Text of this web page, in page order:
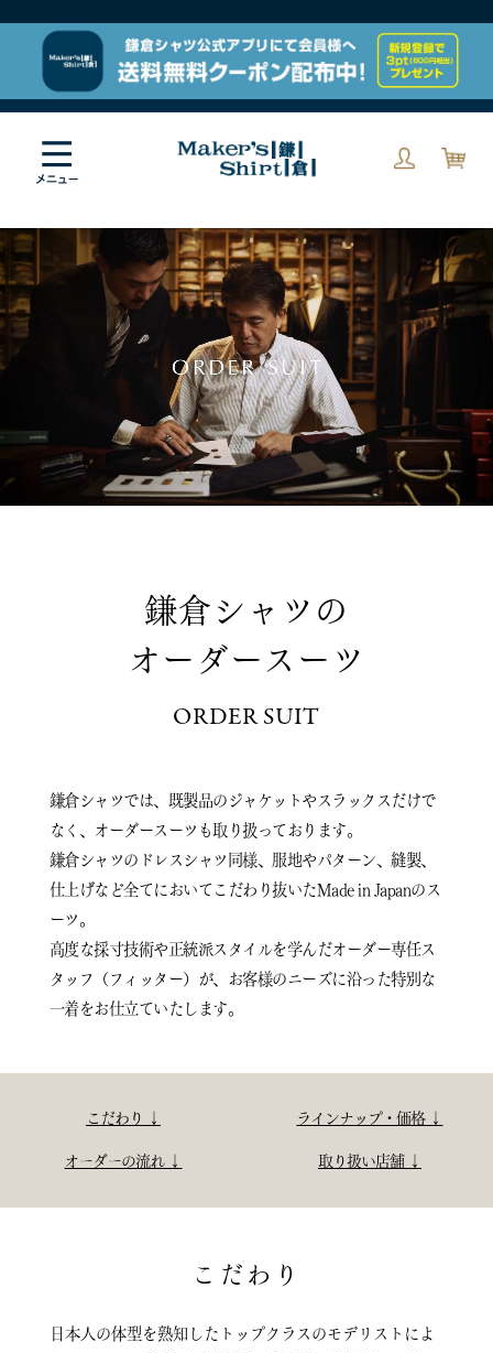
鎌倉シャツの
オーダースーツ
ORDER SUIT
鎌倉シャツでは、既製品のジャケットやスラックスだけで
なく、オーダースーツも取り扱っております。
鎌倉シャツのドレスシャツ同様、服地やパターン、縫製、
仕上げなど全てにおいてこだわり抜いたMade in Japanのス
ーツ。
高度な採寸技術や正統派スタイルを学んだオーダー専任ス
タッフ（フィッター）が、
お客様のニーズに沿った特別な
一着をお仕立ていたします。
こだわり ↓ ラインナップ・価格 ↓
オーダーの流れ ↓ 取り扱い店舗 ↓
こだわり
日本人の体型を熟知したトップクラスのモデリストによ